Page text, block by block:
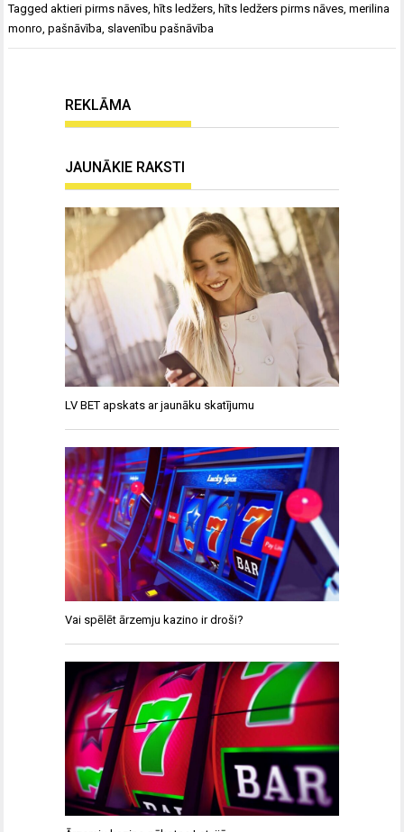
Taggedaktieri pirms nāves ,hīts ledžers ,hīts ledžers pirms nāves ,merilina
monro ,pašnāvība slavenību pašnāvība
REKLĀMA
JAUNĀKIE RAKSTI
LV BET apskats ar jaunāku skatījumu
Vai spēlēt ārzemju kazino ir droši?